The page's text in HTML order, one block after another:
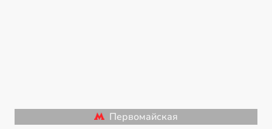
Первомайская